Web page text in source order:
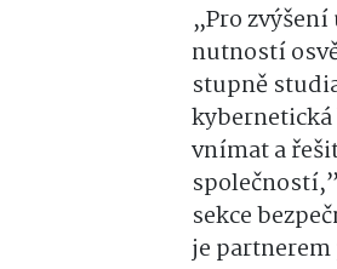
„Pro
nutností
stupně
vnímat a
sekce
je